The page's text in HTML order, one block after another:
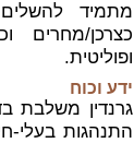
מתמיד
כצרכן/מחרים
ופוליטית.
ידע וכוח
גרנדין משלבת
התנהגות בעלי-